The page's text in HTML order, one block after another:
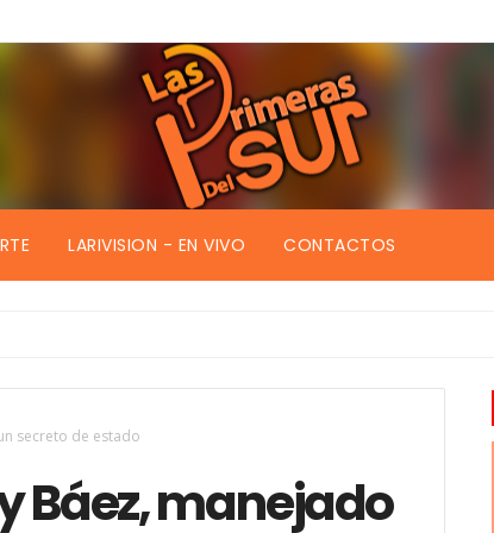
LARIVISION - EN VIVO CONTACTOS
secreto de estado
Báez, manejado